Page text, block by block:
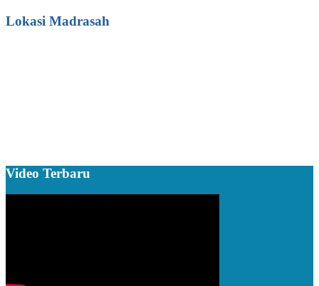
Lokasi Madrasah
Video Terbaru